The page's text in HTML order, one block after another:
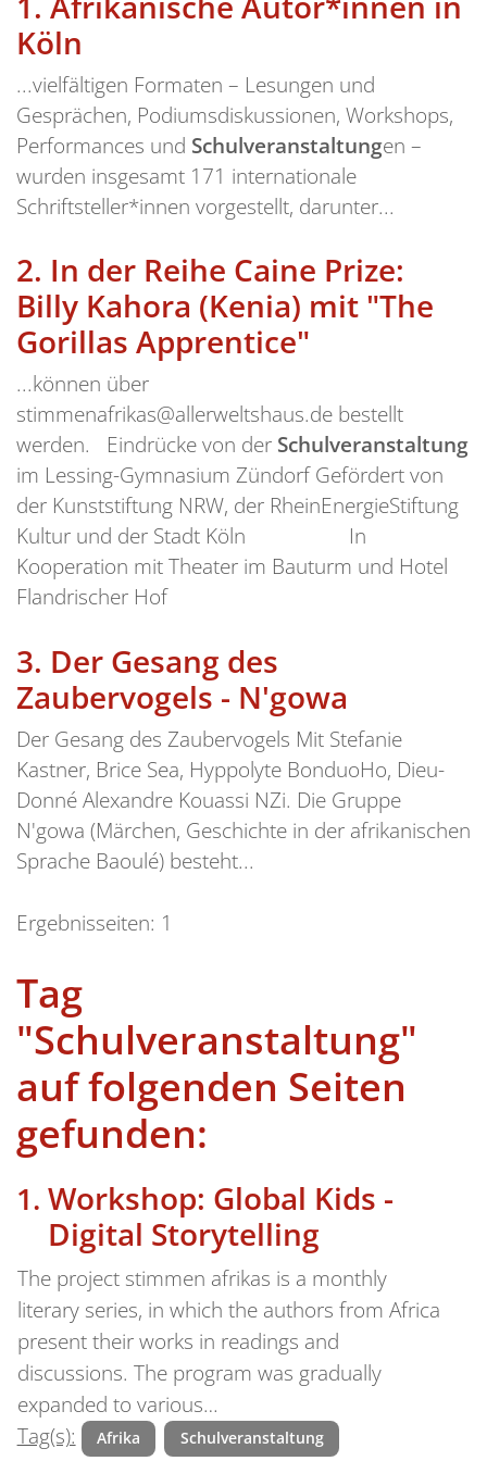
Köln
...vielfältigen Formaten – Lesungen und
Gesprächen, Podiumsdiskussionen, Workshops,
Performances und Schulveranstaltungen –
wurden insgesamt 171 internationale
Schriftsteller*innen vorgestellt, darunter...
2. In der Reihe Caine Prize:
Billy Kahora (Kenia) mit "The
Gorillas Apprentice"
...können über
stimmenafrikas@allerweltshaus.de bestellt
werden. Eindrücke von der Schulveranstaltung
im Lessing-Gymnasium Zündorf Gefördert von
der Kunststiftung NRW, der RheinEnergieStiftung
Kultur und der Stadt Köln In
Kooperation mit Theater im Bauturm und Hotel
Flandrischer Hof
3. Der Gesang des
Zaubervogels - N'gowa
Der Gesang des Zaubervogels Mit Stefanie
Kastner, Brice Sea, Hyppolyte BonduoHo, Dieu-
Donné Alexandre Kouassi NZi. Die Gruppe
N'gowa (Märchen, Geschichte in der afrikanischen
Sprache Baoulé) besteht...
Ergebnisseiten: 1
Tag
"Schulveranstaltung"
auf folgenden Seiten
gefunden:
Workshop: Global Kids -
Digital Storytelling
The project stimmen afrikas is a monthly
literary series, in which the authors from Africa
present their works in readings and
discussions. The program was gradually
expanded to various…
Tag(s):
Afrika Schulveranstaltung